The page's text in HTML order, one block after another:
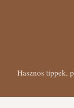
Hasznos tippek,